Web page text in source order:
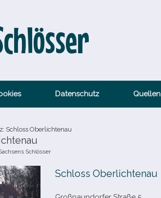
Datenschutz Quellen
Schloss Oberlichtenau
Schlösser
Schloss Oberlichtenau